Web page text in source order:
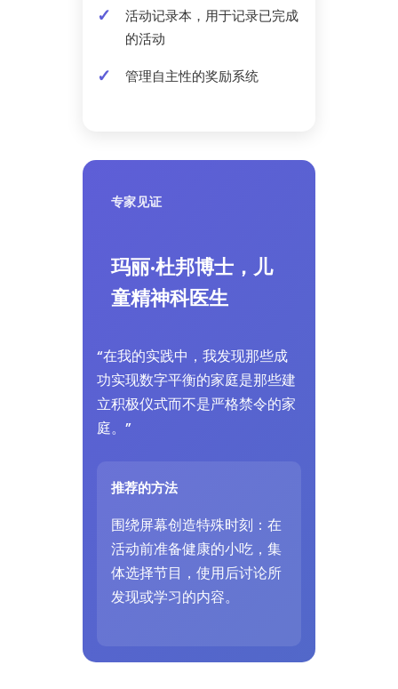
活动记录本，用于记录已完成
的活动
管理自主性的奖励系统
专家见证
玛丽·杜邦博士，儿
童精神科医生
“在我的实践中，我发现那些成
功实现数字平衡的家庭是那些建
立积极仪式而不是严格禁令的家
庭。”
推荐的方法
围绕屏幕创造特殊时刻：在
活动前准备健康的小吃，集
体选择节目，使用后讨论所
发现或学习的内容。